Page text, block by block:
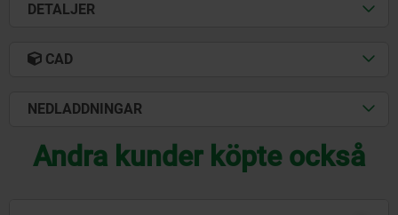
DETALJER
CAD
NEDLADDNINGAR
Andra kunder köpte också